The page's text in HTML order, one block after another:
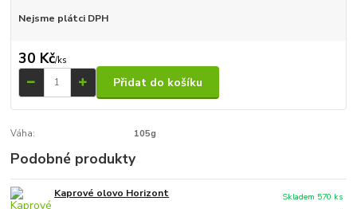
Nejsme plátci DPH
30 Kč/ks
Přidat do košíku
Váha: 105g
Podobné produkty
Kaprové olovo Horizont
Skladem 570 ks